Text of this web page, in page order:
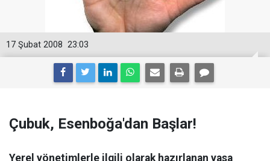
23:03
17 Şubat 2008
Çubuk, Esenboğa'dan Başlar!
Yerel yönetimlerle ilgili olarak hazırlanan yasa